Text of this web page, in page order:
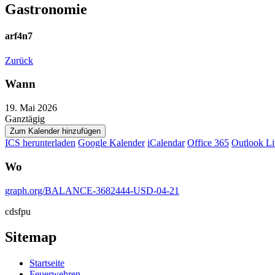
Gastronomie
arf4n7
Zurück
Wann
19. Mai 2026
Ganztägig
Zum Kalender hinzufügen
ICS herunterladen Google Kalender iCalendar Office 365 Outlook
Wo
graph.org/BALANCE-3682444-USD-04-21
cdsfpu
Sitemap
Startseite